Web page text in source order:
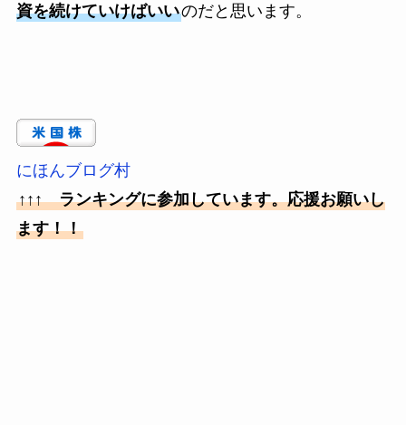
資を続けていけばいいのだと思います。
にほんブログ村
↑↑↑ ランキングに参加しています。応援お願いし
ます！！